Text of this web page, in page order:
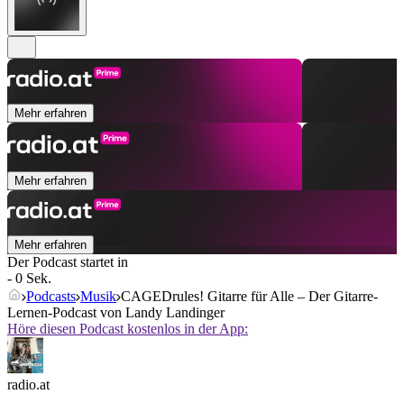
Mehr erfahren
Mehr erfahren
Mehr erfahren
Der Podcast startet in
- 0 Sek.
Podcasts Musik CAGEDrules! Gitarre für Alle – Der Gitarre-
Lernen-Podcast von Landy Landinger
Höre diesen Podcast kostenlos in der App:
radio.at